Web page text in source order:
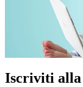
Iscriviti alla